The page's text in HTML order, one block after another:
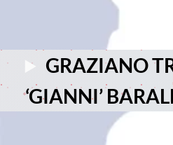
GRAZIANO
‘GIANNI’